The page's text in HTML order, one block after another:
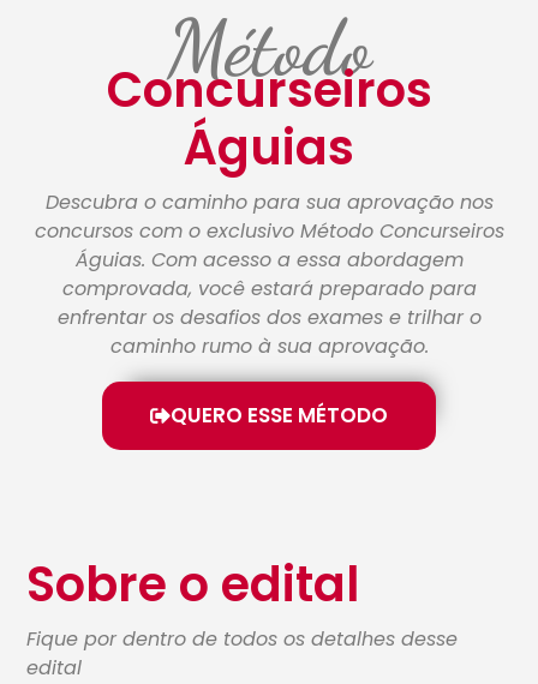
Método
Concurseiros
Águias
Descubra o caminho para sua aprovação nos
concursos com o exclusivo Método Concurseiros
Águias. Com acesso a essa abordagem
comprovada, você estará preparado para
enfrentar os desafios dos exames e trilhar o
caminho rumo à sua aprovação.
QUERO ESSE MÉTODO
Sobre o edital
Fique por dentro de todos os detalhes desse
edital